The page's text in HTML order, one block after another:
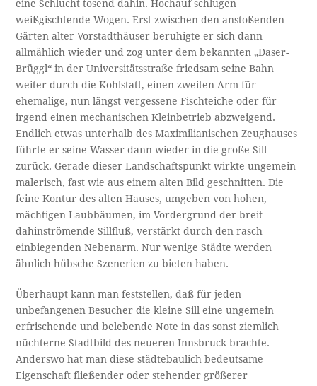
eine Schlucht tosend dahin. Hochauf schlugen
weißgischtende Wogen. Erst zwischen den anstoßenden
Gärten alter Vorstadthäuser beruhigte er sich dann
allmählich wieder und zog unter dem bekannten „Daser-
Brüggl“ in der Universitätsstraße friedsam seine Bahn
weiter durch die Kohlstatt, einen zweiten Arm für
ehemalige, nun längst vergessene Fischteiche oder für
irgend einen mechanischen Kleinbetrieb abzweigend.
Endlich etwas unterhalb des Maximilianischen Zeughauses
führte er seine Wasser dann wieder in die große Sill
zurück. Gerade dieser Landschaftspunkt wirkte ungemein
malerisch, fast wie aus einem alten Bild geschnitten. Die
feine Kontur des alten Hauses, umgeben von hohen,
mächtigen Laubbäumen, im Vordergrund der breit
dahinströmende Sillfluß, verstärkt durch den rasch
einbiegenden Nebenarm. Nur wenige Städte werden
ähnlich hübsche Szenerien zu bieten haben.
Überhaupt kann man feststellen, daß für jeden
unbefangenen Besucher die kleine Sill eine ungemein
erfrischende und belebende Note in das sonst ziemlich
nüchterne Stadtbild des neueren Innsbruck brachte.
Anderswo hat man diese städtebaulich bedeutsame
Eigenschaft fließender oder stehender größerer